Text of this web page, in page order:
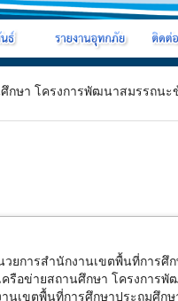
กษา โครงการพัฒนาสมรรถนะ
ยการสำนักงานเขตพื้นที่การศึ
รือข่ายสถานศึกษา โครงการพั
นเขตพื้นที่การศึกษาประถมศึกษ